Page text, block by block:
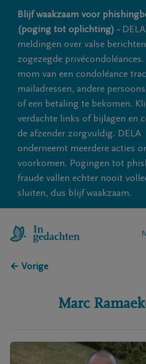
Blijf waakzaam voor
(poging tot oplichting) -
meldingen over valse
zogezegde
mom van een condoléance
mailadressen, andere
of een betaling te bekomen.
verdachte links of bijlagen en
de afzender zorgvuldig. DELA
onderneemt meerdere acties
voorkomen. Pogingen tot
fraude vallen echter nooit
sluiten, dus blijf waakzaam.
← Vorige
Marc